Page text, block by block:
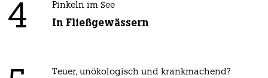
4 Pinkeln im See
In Fließgewässern
Teuer, unökologisch und krankmachend?